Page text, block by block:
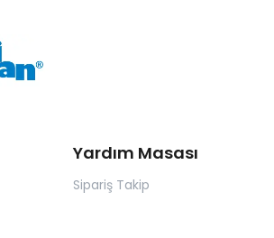
Yardım Masası
Sipariş Takip